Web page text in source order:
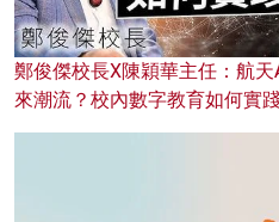
鄭俊傑校長X陳穎華主任：航
來潮流？校內數字教育如何實